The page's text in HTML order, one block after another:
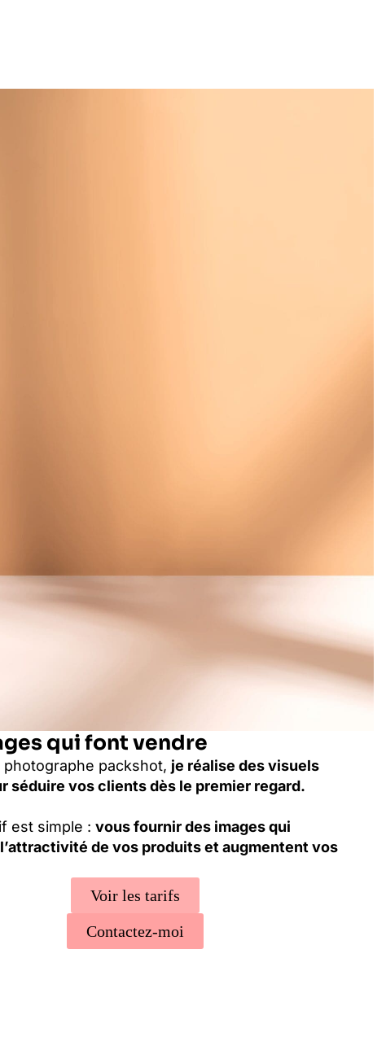
qui font vendre
photographe packshot, je réalise des visuels
séduire vos clients dès le premier regard.
est simple :vous fournir des images qui
de vos produits et augmentent vos
Voir les tarifs
Contactez-moi